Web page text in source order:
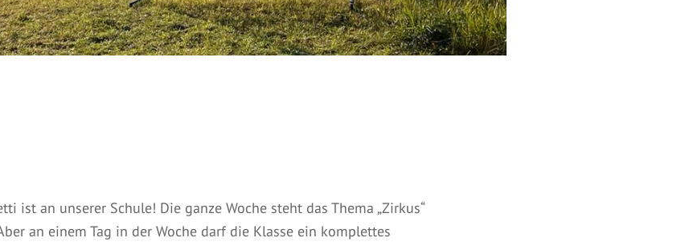
ist an unserer Schule! Die ganze Woche steht das Thema „Zirkus“
an einem Tag in der Woche darf die Klasse ein komplettes